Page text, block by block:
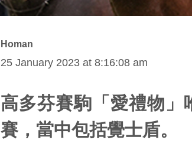
Homan
25 January 2023 at 8:16:08 am
高多芬賽駒「愛禮物」
賽，當中包括覺士盾。